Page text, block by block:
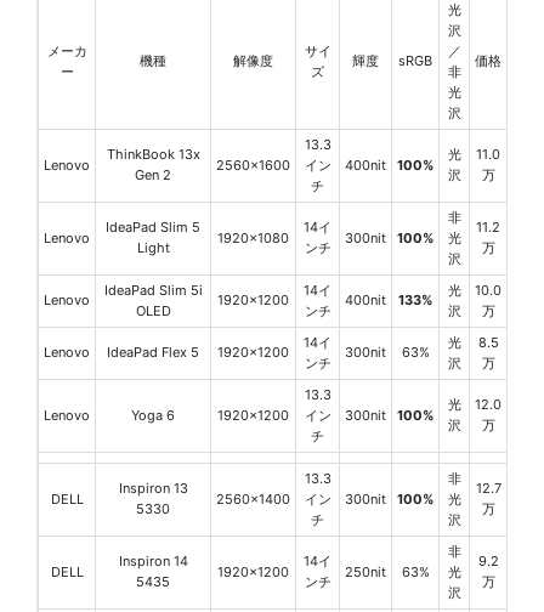
メーカ
ー
機種 解像度
サイ
ズ
輝度 sRGB
光
沢
／
非
光
沢
価格
Lenovo
ThinkBook 13x
Gen 2
2560x1600
13.3
イン
チ
400nit 100%
光
沢
11.0
万
Lenovo
IdeaPad Slim 5
Light
1920x1080
14イ
ンチ
300nit 100%
非
光
沢
11.2
万
Lenovo
IdeaPad Slim 5i
OLED
1920x1200
14イ
ンチ
400nit 133%
光
沢
10.0
万
Lenovo IdeaPad Flex 5 1920x1200
14イ
ンチ
300nit 63%
光
沢
8.5
万
Lenovo Yoga 6 1920x1200
13.3
イン
チ
300nit 100%
光
沢
12.0
万
DELL
Inspiron 13
5330
2560x1400
13.3
イン
チ
300nit 100%
非
光
沢
12.7
万
DELL
Inspiron 14
5435
1920x1200
14イ
ンチ
250nit 63%
非
光
沢
9.2
万